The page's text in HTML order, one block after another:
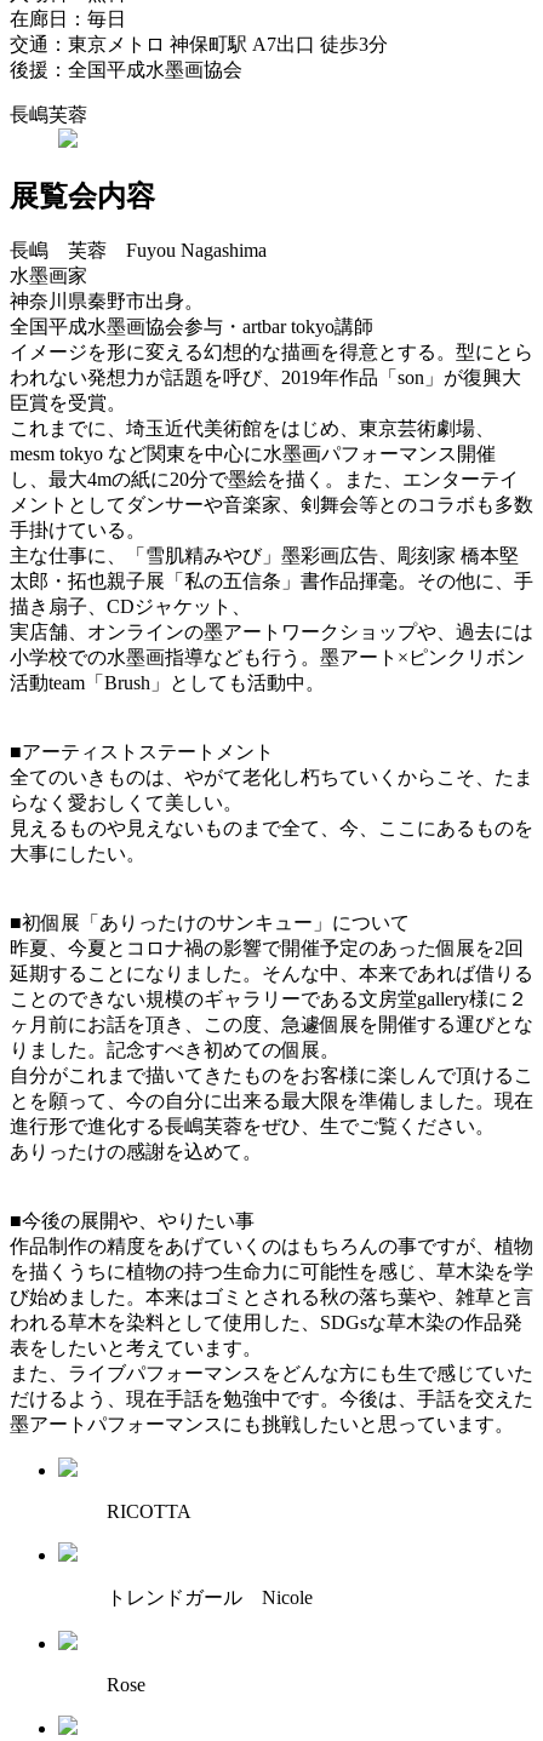
在廊日：毎日
交通：東京メトロ 神保町駅 A7出口 徒歩3分
後援：全国平成水墨画協会
長嶋芙蓉
展覧会内容
長嶋 芙蓉 Fuyou Nagashima
水墨画家
神奈川県秦野市出身。
全国平成水墨画協会参与・artbar tokyo講師
イメージを形に変える幻想的な描画を得意とする。型にとら
われない発想力が話題を呼び、2019年作品「son」が復興大
臣賞を受賞。
これまでに、埼玉近代美術館をはじめ、東京芸術劇場、
mesm tokyo など関東を中心に水墨画パフォーマンス開催
し、最大4mの紙に20分で墨絵を描く。また、エンターテイ
メントとしてダンサーや音楽家、剣舞会等とのコラボも多数
手掛けている。
主な仕事に、「雪肌精みやび」墨彩画広告、彫刻家 橋本堅
太郎・拓也親子展「私の五信条」書作品揮毫。その他に、手
描き扇子、CDジャケット、
実店舗、オンラインの墨アートワークショップや、過去には
小学校での水墨画指導なども行う。墨アート×ピンクリボン
活動team「Brush」としても活動中。
■アーティストステートメント
全てのいきものは、やがて老化し朽ちていくからこそ、たま
らなく愛おしくて美しい。
見えるものや見えないものまで全て、今、ここにあるものを
大事にしたい。
■初個展「ありったけのサンキュー」について
昨夏、今夏とコロナ禍の影響で開催予定のあった個展を2回
延期することになりました。そんな中、本来であれば借りる
ことのできない規模のギャラリーである文房堂gallery様に２
ヶ月前にお話を頂き、この度、急遽個展を開催する運びとな
りました。記念すべき初めての個展。
自分がこれまで描いてきたものをお客様に楽しんで頂けるこ
とを願って、今の自分に出来る最大限を準備しました。現在
進行形で進化する長嶋芙蓉をぜひ、生でご覧ください。
ありったけの感謝を込めて。
■今後の展開や、やりたい事
作品制作の精度をあげていくのはもちろんの事ですが、植物
を描くうちに植物の持つ生命力に可能性を感じ、草木染を学
び始めました。本来はゴミとされる秋の落ち葉や、雑草と言
われる草木を染料として使用した、SDGsな草木染の作品発
表をしたいと考えています。
また、ライブパフォーマンスをどんな方にも生で感じていた
だけるよう、現在手話を勉強中です。今後は、手話を交えた
墨アートパフォーマンスにも挑戦したいと思っています。
RICOTTA
トレンドガール Nicole
Rose